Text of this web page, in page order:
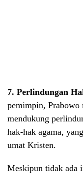
7. Perlindungan
pemimpin,
mendukung
hak-hak agama,
umat Kristen.
Meskipun tidak ada